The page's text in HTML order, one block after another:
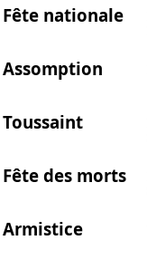
Fête nationale
Assomption
Toussaint
Fête des morts
Armistice